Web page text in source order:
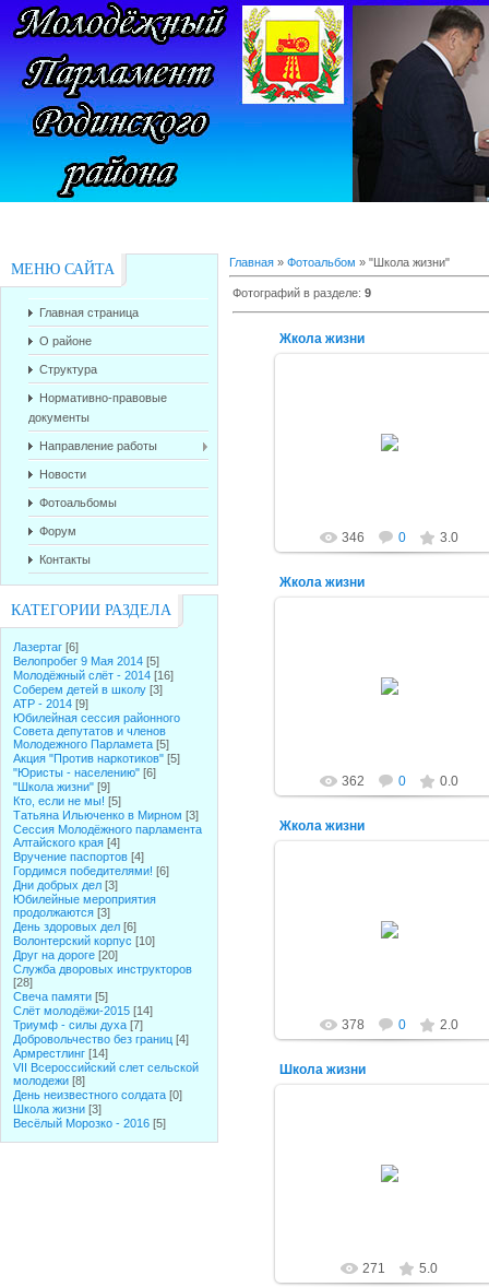
МЕНЮ САЙТА
Главная страница
О районе
Структура
Нормативно-правовые
документы
Направление работы
Новости
Фотоальбомы
Форум
Контакты
КАТЕГОРИИ РАЗДЕЛА
Лазертаг [6]
Велопробег 9 Мая 2014 [5]
Молодёжный слёт - 2014 [16]
Соберем детей в школу [3]
АТР - 2014 [9]
Юбилейная сессия районного
Совета депутатов и членов
Молодежного Парламета [5]
Акция "Против наркотиков" [5]
"Юристы - населению" [6]
"Школа жизни" [9]
Кто, если не мы! [5]
Татьяна Ильюченко в Мирном [3]
Сессия Молодёжного парламента
Алтайского края [4]
Вручение паспортов [4]
Гордимся победителями! [6]
Дни добрых дел [3]
Юбилейные мероприятия
продолжаются [3]
День здоровых дел [6]
Волонтерский корпус [10]
Друг на дороге [20]
Служба дворовых инструкторов
[28]
Свеча памяти [5]
Слёт молодёжи-2015 [14]
Триумф - силы духа [7]
Добровольчество без границ [4]
Армрестлинг [14]
VII Всероссийский слет сельской
молодежи [8]
День неизвестного солдата [0]
Школа жизни [3]
Весёлый Морозко - 2016 [5]
Главная » Фотоальбом » "Школа жизни"
Фотографий в разделе: 9
Жкола жизни
346 0 3.0
Жкола жизни
362 0 0.0
Жкола жизни
378 0 2.0
Школа жизни
271 5.0